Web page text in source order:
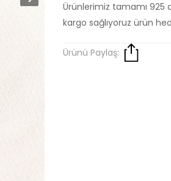
Ürünlerimiz tamamı 925
kargo sağlıyoruz ürün
Ürünü Paylaş: